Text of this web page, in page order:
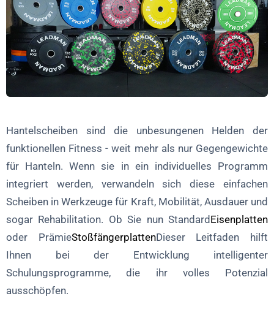
2. Progressive Überlastung Präzision
3. Raumfahrt-Effizienz
4. Gelenkschonende Optionen
Grundlagen der Programmgestaltung
1. Griffvariation Fokus
4. Progressive Überlastungspfade
Beispiel für ein 6-wöchiges progressives Programm
Wochen 1-2: Gründungsphase
Was ist der ideale Gewichtsbereich für funktionelles Training?
Hantelscheiben sind die unbesungenen Helden der
funktionellen Fitness - weit mehr als nur Gegengewichte
für Hanteln. Wenn sie in ein individuelles Programm
integriert werden, verwandeln sich diese einfachen
Scheiben in Werkzeuge für Kraft, Mobilität, Ausdauer und
sogar Rehabilitation. Ob Sie nun Standard Eisenplatten
oder PrämieStoßfängerplattenDieser Leitfaden hilft
Ihnen bei der Entwicklung intelligenter
Schulungsprogramme, die ihr volles Potenzial
ausschöpfen.